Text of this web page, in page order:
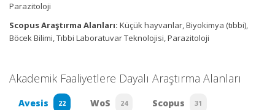
Parazitoloji
Scopus Araştırma Alanları: Küçük hayvanlar, Biyokimya (tıbbi),
Böcek Bilimi, Tıbbi Laboratuvar Teknolojisi, Parazitoloji
Akademik Faaliyetlere Dayalı Araştırma Alanları
Avesis 22 WoS 24 Scopus 31